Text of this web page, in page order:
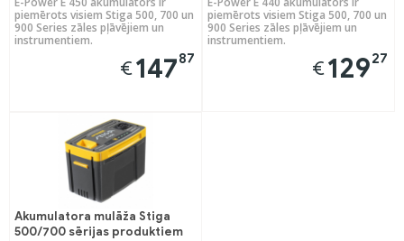
piemērots visiem Stiga 500, 700 un
900 Series zāles pļāvējiem un
instrumentiem.
€14787
piemērots visiem Stiga 500, 700 un
900 Series zāles pļāvējiem un
instrumentiem.
€12927
Akumulatora mulāža Stiga
500/700 sērijas produktiem